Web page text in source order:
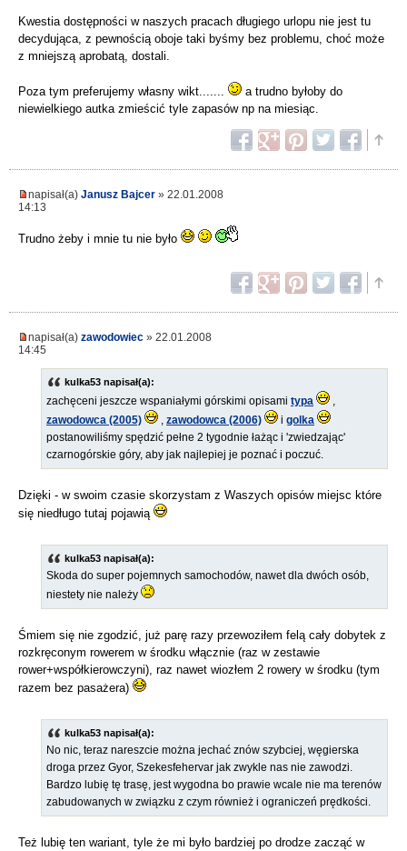
Kwestia dostępności w naszych pracach długiego urlopu nie jest tu
decydująca, z pewnością oboje taki byśmy bez problemu, choć może
z mniejszą aprobatą, dostali.
Poza tym preferujemy własny wikt.......
a trudno byłoby do
niewielkiego autka zmieścić tyle zapasów np na miesiąc.
napisał(a) Janusz Bajcer » 22.01.2008
14:13
Trudno żeby i mnie tu nie było
napisał(a) zawodowiec » 22.01.2008
14:45
kulka53 napisał(a):
zachęceni jeszcze wspaniałymi górskimi opisami typa
zawodowca (2005)
zawodowca (2006) i golka
postanowiliśmy spędzić pełne 2 tygodnie łażąc i 'zwiedzając'
czarnogórskie góry, aby jak najlepiej je poznać i poczuć.
Dzięki - w swoim czasie skorzystam z Waszych opisów miejsc które
się niedługo tutaj pojawią
kulka53 napisał(a):
Skoda do super pojemnych samochodów, nawet dla dwóch osób,
niestety nie należy
Śmiem się nie zgodzić, już parę razy przewoziłem felą cały dobytek z
rozkręconym rowerem w środku włącznie (raz w zestawie
rower+współkierowczyni), raz nawet wiozłem 2 rowery w środku (tym
razem bez pasażera)
kulka53 napisał(a):
No nic, teraz nareszcie można jechać znów szybciej, węgierska
droga przez Gyor, Szekesfehervar jak zwykle nas nie zawodzi.
Bardzo lubię tę trasę, jest wygodna bo prawie wcale nie ma terenów
zabudowanych w związku z czym również i ograniczeń prędkości.
Też lubię ten wariant, tyle że mi było bardziej po drodze zacząć w